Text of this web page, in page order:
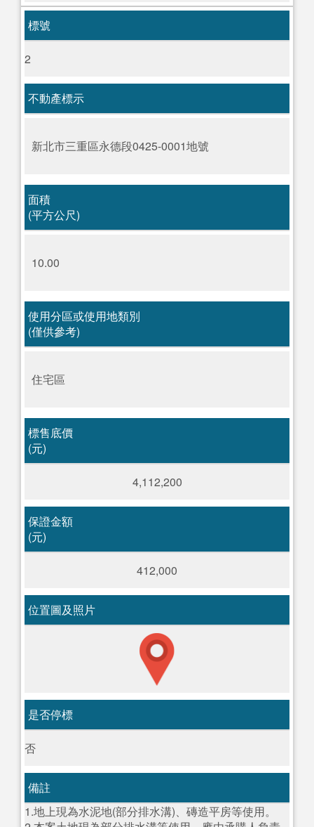
標號
2
不動產標示
新北市三重區永德段0425-0001地號
面積
(平方公尺)
10.00
使用分區或使用地類別
(僅供參考)
住宅區
標售底價
(元)
4,112,200
保證金額
(元)
412,000
位置圖及照片
是否停標
否
備註
1.地上現為水泥地(部分排水溝)、磚造平房等使用。